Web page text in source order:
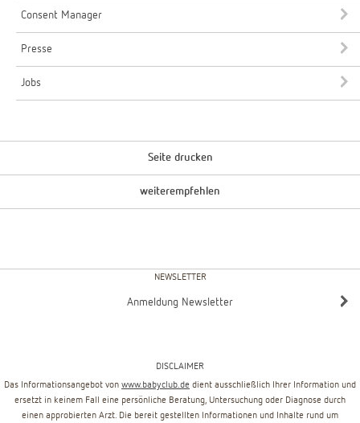
Consent Manager
Presse
Jobs
Seite drucken
weiterempfehlen
NEWSLETTER
Anmeldung Newsletter
DISCLAIMER
Das Informationsangebot von www.babyclub.de dient ausschließlich Ihrer Information und
ersetzt in keinem Fall eine persönliche Beratung, Untersuchung oder Diagnose durch
einen approbierten Arzt. Die bereit gestellten Informationen und Inhalte rund um